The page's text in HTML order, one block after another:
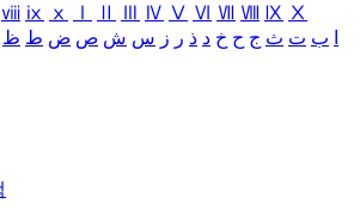
ⅷ ⅸ ⅹ Ⅳ Ⅴ Ⅵ Ⅶ Ⅷ Ⅸ Ⅹ
ب ت ث ج ح خ د ذ ر ز س ش ص ض ط ظ